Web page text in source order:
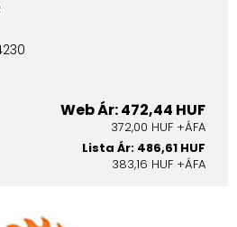
Web Ár: 472,44 HUF
372,00 HUF +ÁFA
Lista Ár: 486,61 HUF
383,16 HUF +ÁFA